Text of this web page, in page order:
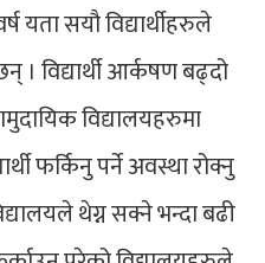
यता सयौ विद्यार्थीहरुले
। विद्यार्थी आर्कषण बढ्दो
विद्यालयहरुमा
फर्किनु पर्ने अवस्था रोक्नु
थेग्न सक्ने भन्दा बढी